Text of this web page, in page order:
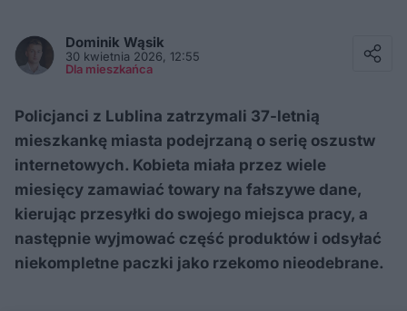
Dominik Wąsik
30 kwietnia 2026, 12:55
Dla mieszkańca
Policjanci z Lublina zatrzymali 37-letnią
mieszkankę miasta podejrzaną o serię oszustw
internetowych. Kobieta miała przez wiele
miesięcy zamawiać towary na fałszywe dane,
kierując przesyłki do swojego miejsca pracy, a
następnie wyjmować część produktów i odsyłać
niekompletne paczki jako rzekomo nieodebrane.